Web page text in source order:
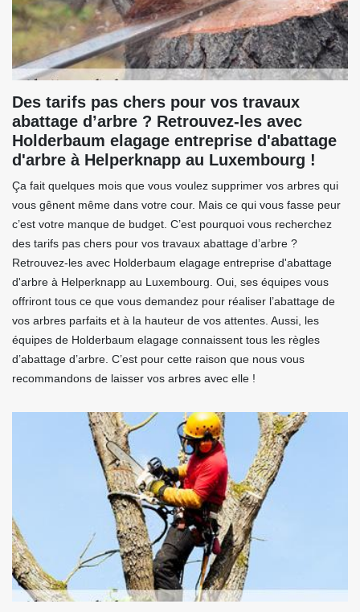
Des tarifs pas chers pour vos travaux
abattage d’arbre ? Retrouvez-les avec
Holderbaum elagage entreprise d'abattage
d'arbre à Helperknapp au Luxembourg !
Ça fait quelques mois que vous voulez supprimer vos arbres qui
vous gênent même dans votre cour. Mais ce qui vous fasse peur
c’est votre manque de budget. C’est pourquoi vous recherchez
des tarifs pas chers pour vos travaux abattage d’arbre ?
Retrouvez-les avec Holderbaum elagage entreprise d'abattage
d'arbre à Helperknapp au Luxembourg. Oui, ses équipes vous
offriront tous ce que vous demandez pour réaliser l’abattage de
vos arbres parfaits et à la hauteur de vos attentes. Aussi, les
équipes de Holderbaum elagage connaissent tous les règles
d’abattage d’arbre. C’est pour cette raison que nous vous
recommandons de laisser vos arbres avec elle !